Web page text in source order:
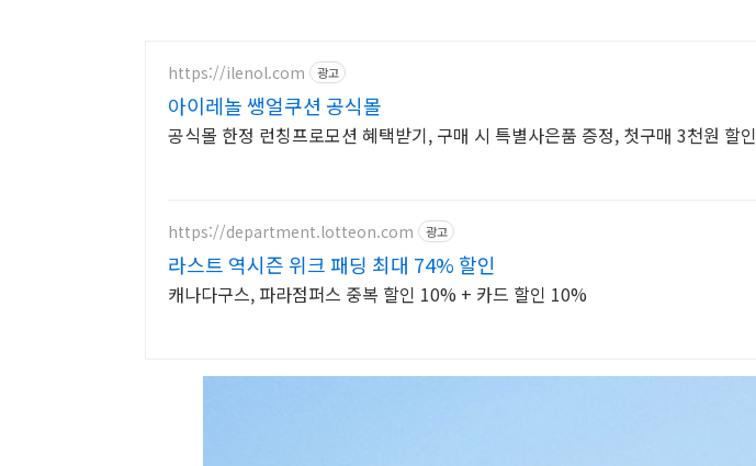
https://ilenol.com 광고
아이레놀 쌩얼쿠션 공식몰
공식몰 한정 런칭프로모션 혜택받기, 구매 시 특별사은품 증정, 첫구매 3천원 할인
https://department.lotteon.com 광고
라스트 역시즌 위크 패딩 최대 74% 할인
캐나다구스, 파라점퍼스 중복 할인 10% + 카드 할인 10%